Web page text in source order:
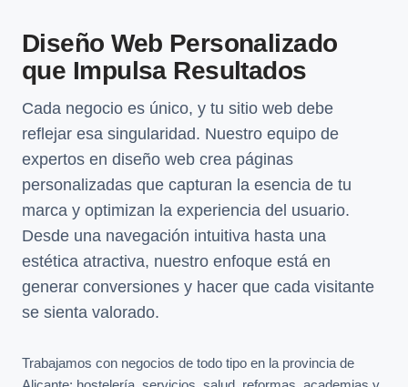
Diseño Web Personalizado
que Impulsa Resultados
Cada negocio es único, y tu sitio web debe
reflejar esa singularidad. Nuestro equipo de
expertos en diseño web crea páginas
personalizadas que capturan la esencia de tu
marca y optimizan la experiencia del usuario.
Desde una navegación intuitiva hasta una
estética atractiva, nuestro enfoque está en
generar conversiones y hacer que cada visitante
se sienta valorado.
Trabajamos con negocios de todo tipo en la provincia de